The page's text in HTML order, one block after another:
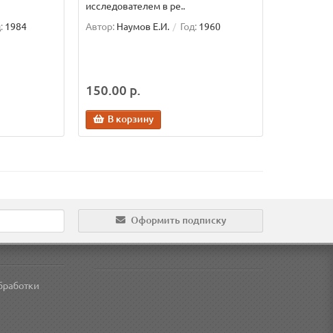
1984
исследователем в ре..
Автор: Наумов Е.И. Год: 1960
150.00 р.
В корзину
Оформить подписку